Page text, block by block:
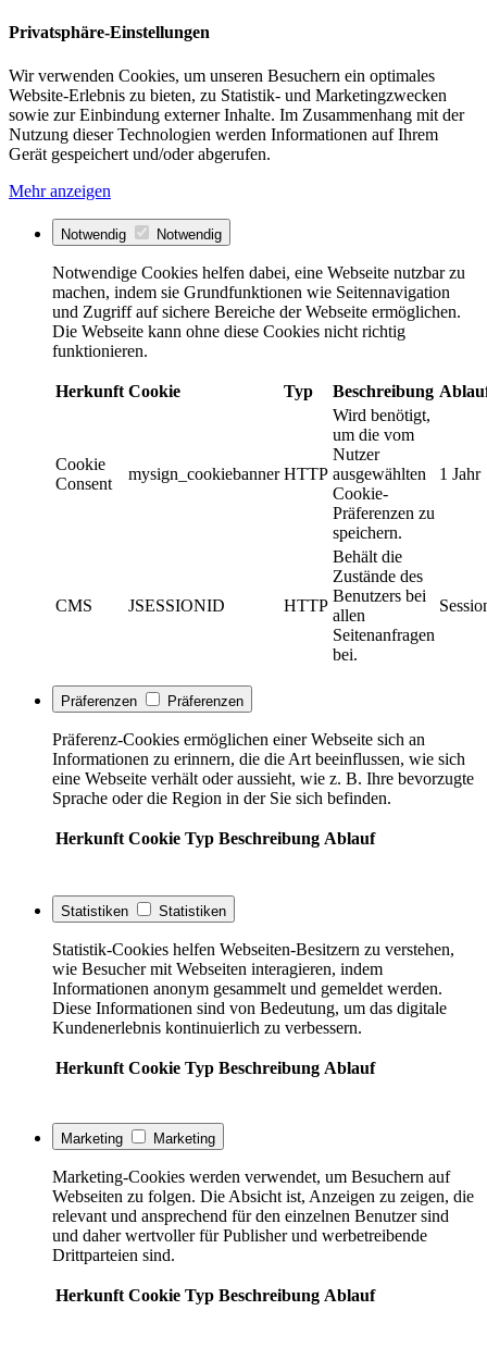
Privatsphäre-Einstellungen
Wir verwenden Cookies, um unseren Besuchern ein optimales
Website-Erlebnis zu bieten, zu Statistik- und Marketingzwecken
sowie zur Einbindung externer Inhalte. Im Zusammenhang mit der
Nutzung dieser Technologien werden Informationen auf Ihrem
Gerät gespeichert und/oder abgerufen.
Mehr anzeigen
Notwendig Notwendig
Notwendige Cookies helfen dabei, eine Webseite nutzbar zu
machen, indem sie Grundfunktionen wie Seitennavigation
und Zugriff auf sichere Bereiche der Webseite ermöglichen.
Die Webseite kann ohne diese Cookies nicht richtig
funktionieren.
Herkunft Cookie Typ Beschreibung
Cookie
Consent
mysign_cookiebanner HTTP
Wird benötigt,
um die vom
Nutzer
ausgewählten
Cookie-
Präferenzen zu
speichern.
1 Jahr
CMS JSESSIONID HTTP
Behält die
Zustände des
Benutzers bei
allen
Seitenanfragen
bei.
Präferenzen Präferenzen
Präferenz-Cookies ermöglichen einer Webseite sich an
Informationen zu erinnern, die die Art beeinflussen, wie sich
eine Webseite verhält oder aussieht, wie z. B. Ihre bevorzugte
Sprache oder die Region in der Sie sich befinden.
Herkunft Cookie Typ Beschreibung Ablauf
Statistiken Statistiken
Statistik-Cookies helfen Webseiten-Besitzern zu verstehen,
wie Besucher mit Webseiten interagieren, indem
Informationen anonym gesammelt und gemeldet werden.
Diese Informationen sind von Bedeutung, um das digitale
Kundenerlebnis kontinuierlich zu verbessern.
Herkunft Cookie Typ Beschreibung Ablauf
Marketing Marketing
Marketing-Cookies werden verwendet, um Besuchern auf
Webseiten zu folgen. Die Absicht ist, Anzeigen zu zeigen, die
relevant und ansprechend für den einzelnen Benutzer sind
und daher wertvoller für Publisher und werbetreibende
Drittparteien sind.
Herkunft Cookie Typ Beschreibung Ablauf